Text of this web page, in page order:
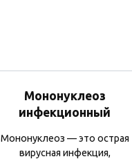
Мононуклеоз
инфекционный
Мононуклеоз — это острая
вирусная инфекция,